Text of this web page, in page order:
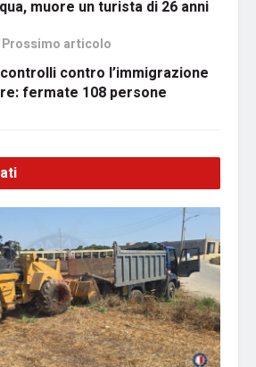
muore un turista di 26 anni
Prossimo articolo
contro l’immigrazione
fermate 108 persone